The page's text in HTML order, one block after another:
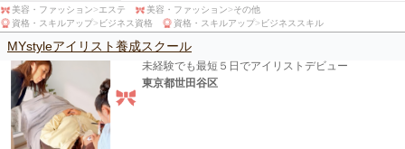
美容・ファッション>エステ 美容・ファッション>その他
資格・スキルアップ> ビジネス資格 資格・スキルアップ> ビジネススキル
MYstyleアイリスト養成スクール
未経験でも最短５日でアイリストデビュー
東京都世田谷区